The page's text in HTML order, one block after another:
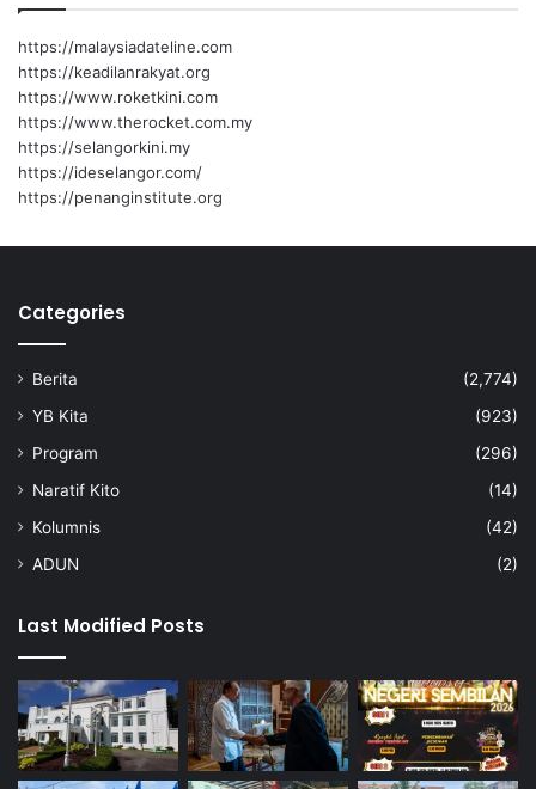
a
h
r
i
r
n
e
t
d
i
N
e
S
e
i
n
https://malaysiadateline.com
https://keadilanrakyat.org
https://www.roketkini.com
https://www.therocket.com.my
https://selangorkini.my
https://ideselangor.com/
https://penanginstitute.org
Categories
Berita
(2,774)
YB Kita
(923)
Program
(296)
Naratif Kito
(14)
Kolumnis
(42)
ADUN
(2)
Last Modified Posts